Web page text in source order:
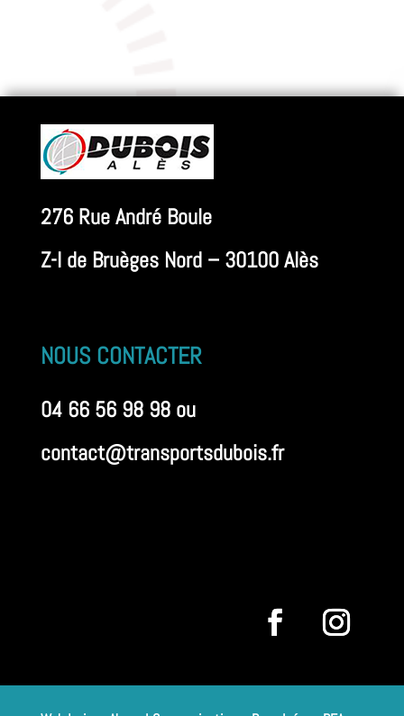
276 Rue André Boule
Z-I de Bruèges Nord – 30100 Alès
NOUS CONTACTER
04 66 56 98 98 ou
contact@transportsdubois.fr